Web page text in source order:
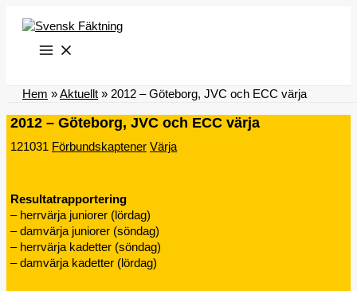
innehåll
Hem »Aktuellt » 2012 – Göteborg, JVC och ECC värja
2012 – Göteborg, JVC och ECC värja
121031 Förbundskaptener Värja
Resultatrapportering
– herrvärja juniorer (lördag)
– damvärja juniorer (söndag)
– herrvärja kadetter (söndag)
– damvärja kadetter (lördag)